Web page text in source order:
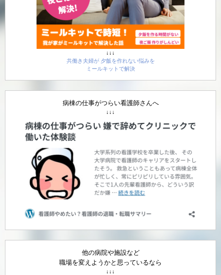
↓↓↓
共働き夫婦が 夕飯を作れない悩みを
ミールキットで解決
病棟の仕事がつらい看護師さんへ
↓↓↓
他の病院や施設など
職場を変えようかと思っているなら
↓↓↓